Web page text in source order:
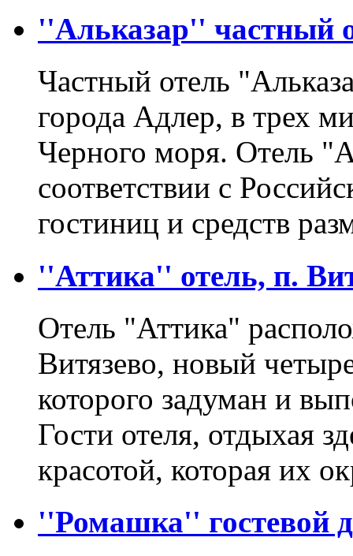
''Альказар'' частный
Частный отель
города Адлер, в трех
Черного моря. Отель
соответствии с
гостиниц и средств
''Аттика'' отель, п.
Отель "Аттика"
Витязево, новый
которого задуман и
Гости отеля, отдыхая
красотой, которая их
''Ромашка'' гостевой